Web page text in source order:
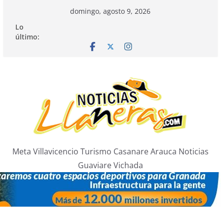
contenido
domingo, agosto 9, 2026
Lo
último:
Meta Villavicencio Turismo Casanare Arauca Noticias
Guaviare Vichada